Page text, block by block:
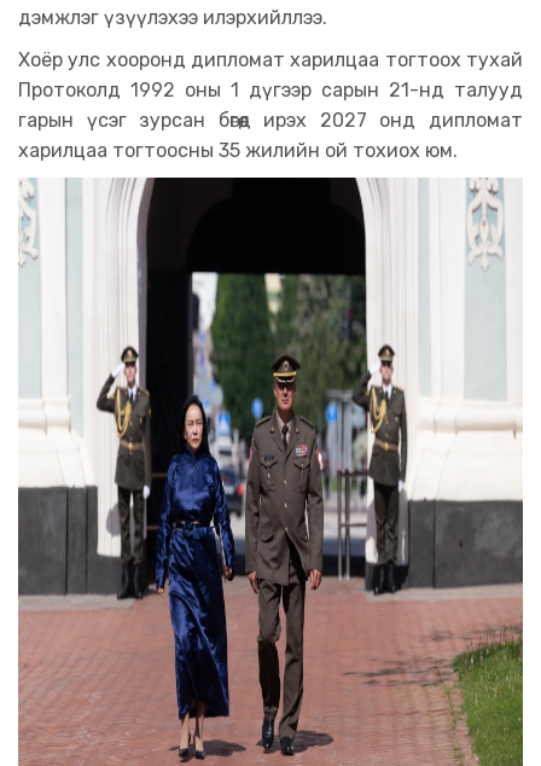
дэмжлэг үзүүлэхээ илэрхийллээ.
Хоёр улс хооронд дипломат харилцаа тогтоох тухай
Протоколд 1992 оны 1 дүгээр сарын 21-нд талууд
гарын үсэг зурсан бөгөөд ирэх 2027 онд дипломат
харилцаа тогтоосны 35 жилийн ой тохиох юм.